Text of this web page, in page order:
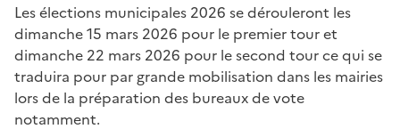
Les élections municipales 2026 se dérouleront les
dimanche 15 mars 2026 pour le premier tour et
dimanche 22 mars 2026 pour le second tour ce qui se
traduira pour par grande mobilisation dans les mairies
lors de la préparation des bureaux de vote
notamment.